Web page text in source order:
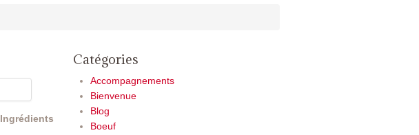
Ingrédients
Catégories
Accompagnements
Bienvenue
Blog
Boeuf